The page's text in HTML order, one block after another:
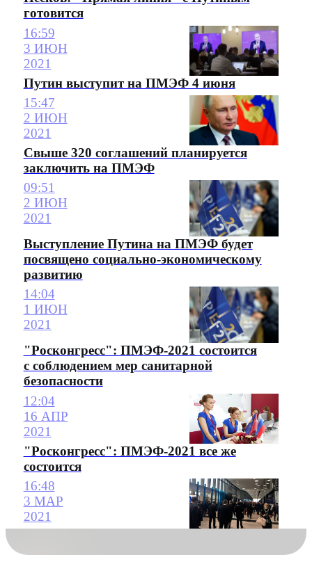
готовится
16:59
3 ИЮН
2021
Путин выступит на ПМЭФ 4 июня
15:47
2 ИЮН
2021
Свыше 320 соглашений планируется
заключить на ПМЭФ
09:51
2 ИЮН
2021
Выступление Путина на ПМЭФ будет
посвящено социально-экономическому
развитию
14:04
1 ИЮН
2021
"Росконгресс": ПМЭФ-2021 состоится
с соблюдением мер санитарной
безопасности
12:04
16 АПР
2021
"Росконгресс": ПМЭФ-2021 все же
состоится
16:48
3 МАР
2021